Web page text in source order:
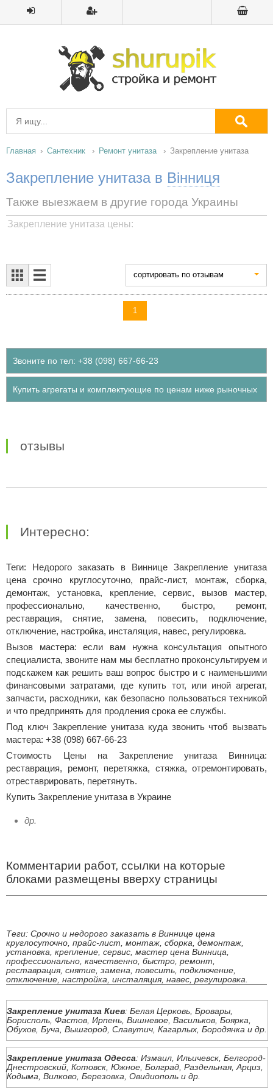
Главная Сантехник Ремонт унитаза Закрепление унитаза
Закрепление унитаза в Вінниця
Также выезжаем в другие города Украины
Закрепление унитаза цены:
cортировать по отзывам
1
Звоните по тел: +38 (098) 667-66-23
Купить агрегаты и комплектующие по ценам ниже рыночных
отзывы
Интересно:
Теги: Недорого заказать в Виннице Закрепление унитаза
цена срочно круглосуточно, прайс-лист, монтаж, сборка,
демонтаж, установка, крепление, сервис, вызов мастер,
профессионально, качественно, быстро, ремонт,
реставрация, снятие, замена, повесить, подключение,
отключение, настройка, инсталяция, навес, регулировка.
Вызов мастера: если вам нужна консультация опытного
специалиста, звоните нам мы бесплатно проконсультируем и
подскажем как решить ваш вопрос быстро и с наименьшими
финансовыми затратами, где купить тот, или иной агрегат,
запчасти, расходники, как безопасно пользоваться техникой
и что предпринять для продления срока ее службы.
Под ключ Закрепление унитаза куда звонить чтоб вызвать
мастера: +38 (098) 667-66-23
Стоимость Цены на Закрепление унитаза Винница:
реставрация, ремонт, перетяжка, стяжка, отремонтировать,
отреставрировать, перетянуть.
Купить Закрепление унитаза в Украине
др.
Комментарии работ, ссылки на которые
блоками размещены вверху страницы
Теги: Срочно и недорого заказать в Виннице цена
круглосуточно, прайс-лист, монтаж, сборка, демонтаж,
установка, крепление, сервис, мастер цена Винница,
профессионально, качественно, быстро, ремонт,
реставрация, снятие, замена, повесить, подключение,
отключение, настройка, инсталяция, навес, регулировка.
Закрепление унитаза Киев: Белая Церковь, Бровары,
Борисполь, Фастов, Ирпень, Вишневое, Васильков, Боярка,
Обухов, Буча, Вышгород, Славутич, Кагарлых, Бородянка и др.
Закрепление унитаза Одесса: Измаил, Ильичевск, Белгород-
Днестровский, Котовск, Южное, Болград, Раздельная, Арциз,
Кодыма, Вилково, Березовка, Овидиополь и др.